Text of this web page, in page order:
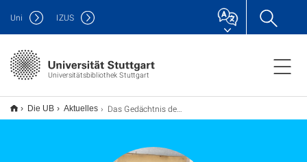
Universitätsbibliothek Stuttgart
Uni IZUS
Die UB Aktuelles Das Gedächtnis der Universität Stuttgart